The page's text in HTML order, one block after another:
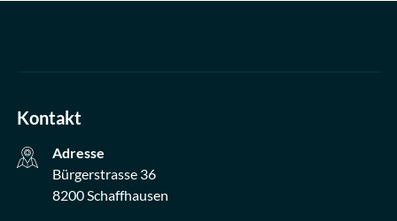
Kontakt
Adresse
Bürgerstrasse 36
8200 Schaffhausen